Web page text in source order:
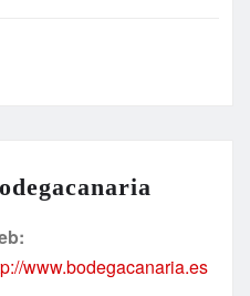
www.bodegacanaria.es